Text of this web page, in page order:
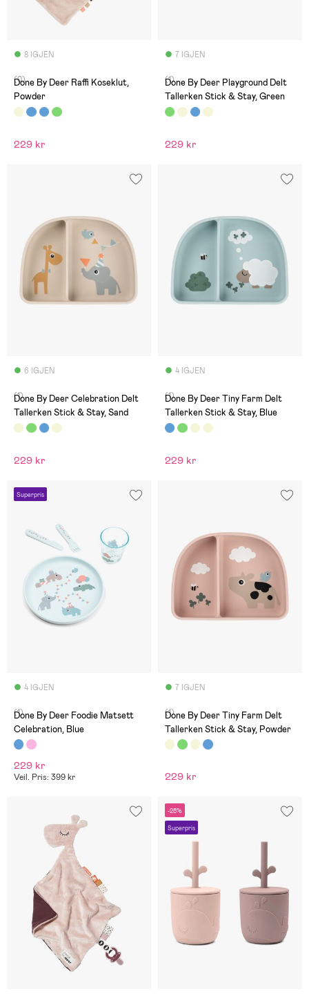
8 IGJEN
(0)
Done By Deer Raffi Koseklut,
Powder
229 kr
7 IGJEN
(1)
Done By Deer Playground Delt
Tallerken Stick & Stay, Green
229 kr
6 IGJEN
(1)
Done By Deer Celebration Delt
Tallerken Stick & Stay, Sand
229 kr
4 IGJEN
(1)
Done By Deer Tiny Farm Delt
Tallerken Stick & Stay, Blue
229 kr
Superpris
4 IGJEN
(1)
Done By Deer Foodie Matsett
Celebration, Blue
229 kr
Veil. Pris: 399 kr
7 IGJEN
(1)
Done By Deer Tiny Farm Delt
Tallerken Stick & Stay, Powder
229 kr
-28%
Superpris